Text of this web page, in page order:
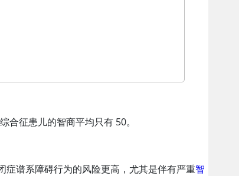
合征患儿的智商平均只有 50。
症谱系障碍行为的风险更高，尤其是伴有严重智